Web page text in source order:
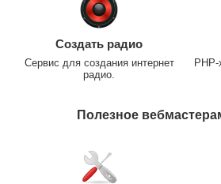
Создать радио
Сервис для создания интернет
радио.
Полезное